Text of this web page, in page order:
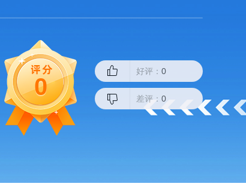
0
好评： 0
差评： 0